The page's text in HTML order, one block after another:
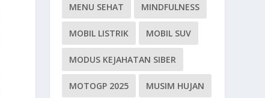
MENU SEHAT MINDFULNESS
MOBIL LISTRIK MOBIL SUV
MODUS KEJAHATAN SIBER
MOTOGP 2025 MUSIM HUJAN